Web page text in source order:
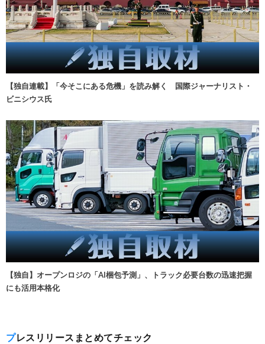
【独自連載】「今そこにある危機」を読み解く 国際ジャーナリスト・
ビニシウス氏
【独自】オープンロジの「AI梱包予測」、トラック必要台数の迅速把握
にも活用本格化
プレスリリースまとめてチェック